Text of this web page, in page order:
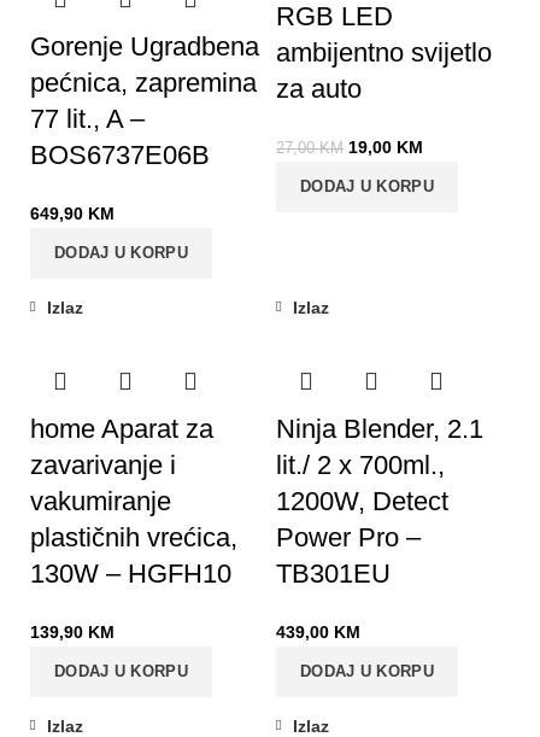
Gorenje Ugradbena
pećnica, zapremina
77 lit., A –
BOS6737E06B
649,90 KM
DODAJ U KORPU
RGB LED
ambijentno svijetlo
za auto
27,00KM 19,00 KM
DODAJ U KORPU
Izlaz
home Aparat za
zavarivanje i
vakumiranje
plastičnih vrećica,
130W – HGFH10
139,90 KM
DODAJ U KORPU
Izlaz
Ninja Blender, 2.1
lit./ 2 x 700ml.,
1200W, Detect
Power Pro –
TB301EU
439,00 KM
DODAJ U KORPU
Izlaz Izlaz